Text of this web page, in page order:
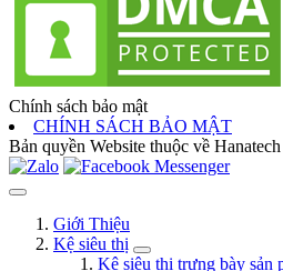
Chính sách bảo mật
CHÍNH SÁCH BẢO MẬT
Bản quyền Website thuộc về
Giới Thiệu
Kệ siêu thị
Kệ siêu thị trưng bày sản